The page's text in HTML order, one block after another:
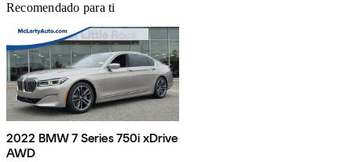
Recomendado para ti
2022 BMW 7 Series 750i xDrive
AWD